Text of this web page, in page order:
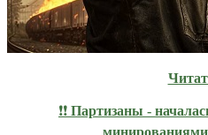
❗❗ Партизаны -